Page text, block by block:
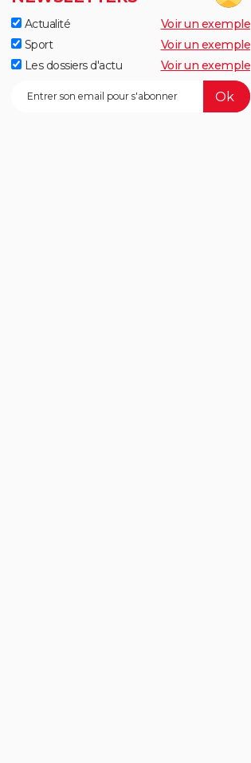
Actualité
Voir un exemple
Sport
Voir un exemple
Les dossiers d'actu
Voir un exemple